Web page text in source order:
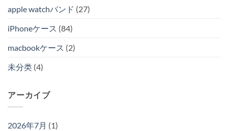
apple watchバンド (27)
iPhoneケース (84)
macbookケース (2)
未分类 (4)
アーカイブ
2026年7月 (1)